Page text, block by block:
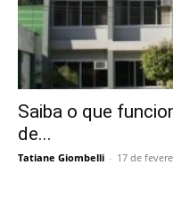
Saiba o que
de...
Tatiane Giombelli - 17 de